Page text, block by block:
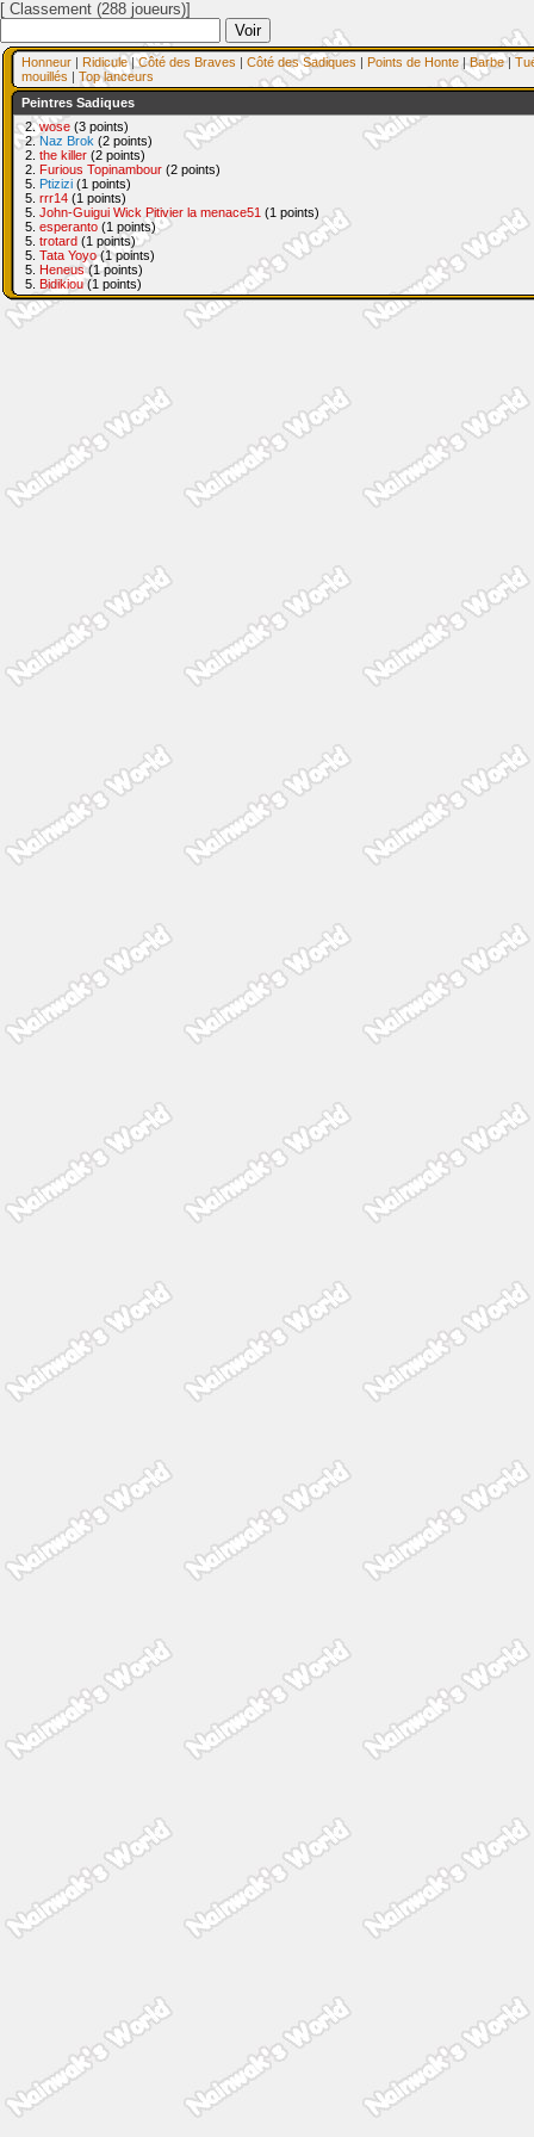
[ Classement (288 joueurs)]
Honneur | Ridicule|Côté des Braves | Côté des Sadiques | Points de Honte |Barbe|
mouillés | Top lanceurs
Peintres Sadiques
2.wose (3 points)
2. Naz Brok (2 points)
2. the killer (2 points)
2. Furious Topinambour (2 points)
5. Ptizizi (1 points)
5. rrr14 (1 points)
5. John-Guigui Wick Pitivier la menace51 (1 points)
5. esperanto (1 points)
5. trotard (1 points)
5. Tata Yoyo(1 points)
5. Heneus(1 points)
5. Bidikiou (1 points)